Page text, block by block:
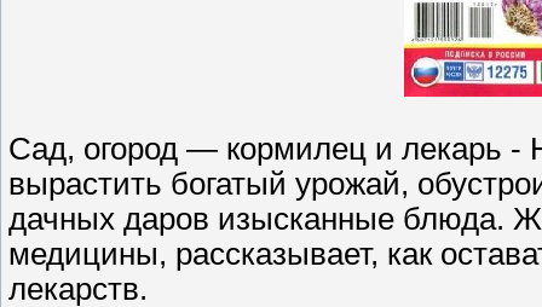
Сад, огород — кормилец и лекарь -
вырастить богатый урожай,
дачных даров изысканные блюда.
медицины, рассказывает, как
лекарств.